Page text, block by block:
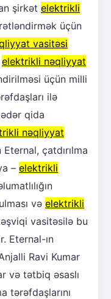
şirkət elektrikli
üçün
vasitəsi
elektrikli nəqliyyat
üçün milli
ilə
qida
nəqliyyat
çatdırılma
– elektrikli
və elektrikli
vasitəsilə bu
Eternal-ın
Ravi Kumar
və tətbiq əsaslı
tərəfdaşlarını